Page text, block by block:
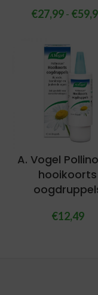
€27,99- €
A. Vogel
hooikoorts
€12,49